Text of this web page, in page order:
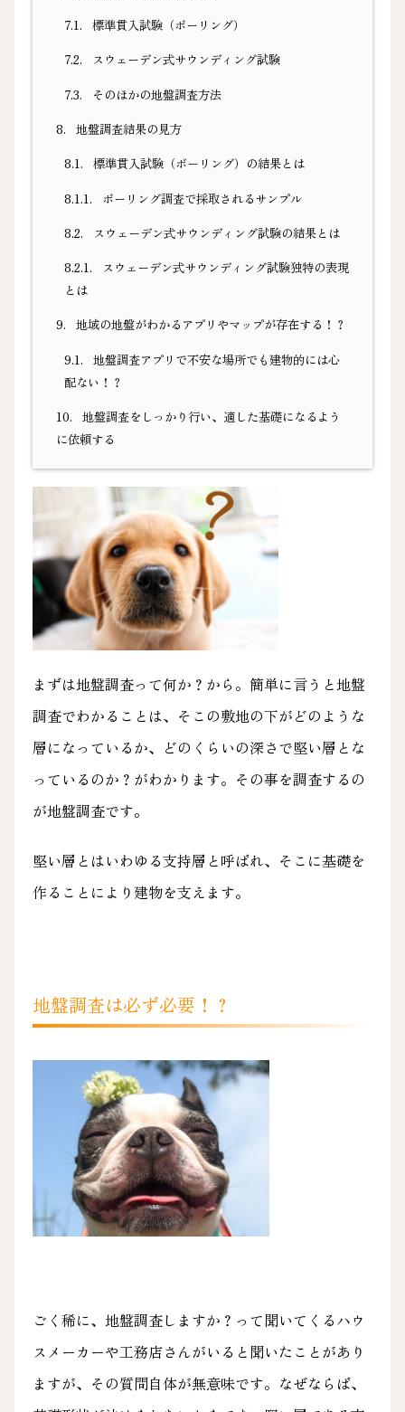
7.1. 標準貫入試験（ボーリング）
7.2. スウェーデン式サウンディング試験
7.3. そのほかの地盤調査方法
8. 地盤調査結果の見方
8.1. 標準貫入試験（ボーリング）の結果とは
8.1.1. ボーリング調査で採取されるサンプル
8.2. スウェーデン式サウンディング試験の結果とは
8.2.1.
スウェーデン式サウンディング試験独特の表現
とは
9. 地域の地盤がわかるアプリやマップが存在する！？
9.1.
地盤調査アプリで不安な場所でも建物的には心
配ない！？
10.
地盤調査をしっかり行い、適した基礎になるよう
に依頼する
まずは地盤調査って何か？から。簡単に言うと地盤
調査でわかることは、そこの敷地の下がどのような
層になっているか、どのくらいの深さで堅い層とな
っているのか？がわかります。その事を調査するの
が地盤調査です。
堅い層とはいわゆる支持層と呼ばれ、そこに基礎を
作ることにより建物を支えます。
地盤調査は必ず必要！？
ごく稀に、地盤調査しますか？って聞いてくるハウ
スメーカーや工務店さんがいると聞いたことがあり
ますが、その質問自体が無意味です。なぜならば、